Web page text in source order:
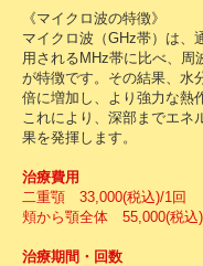
《マイクロ波の特徴》
マイクロ波（GHz帯）は、
用されるMHz帯に比べ、周
が特徴です。その結果、水
倍に増加し、より強力な熱
これにより、深部までエネ
果を発揮します。
治療費用
二重顎 33,000(税込)/1回
頬から顎全体 55,000(税込
治療期間・回数